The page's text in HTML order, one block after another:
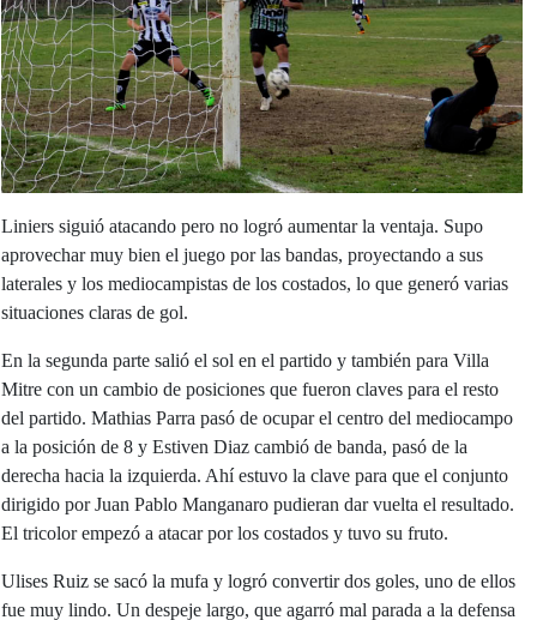
Liniers siguió atacando pero no logró aumentar la ventaja. Supo
aprovechar muy bien el juego por las bandas, proyectando a sus
laterales y los mediocampistas de los costados, lo que generó varias
situaciones claras de gol.
En la segunda parte salió el sol en el partido y también para Villa
Mitre con un cambio de posiciones que fueron claves para el resto
del partido. Mathias Parra pasó de ocupar el centro del mediocampo
a la posición de 8 y Estiven Diaz cambió de banda, pasó de la
derecha hacia la izquierda. Ahí estuvo la clave para que el conjunto
dirigido por Juan Pablo Manganaro pudieran dar vuelta el resultado.
El tricolor empezó a atacar por los costados y tuvo su fruto.
Ulises Ruiz se sacó la mufa y logró convertir dos goles, uno de ellos
fue muy lindo. Un despeje largo, que agarró mal parada a la defensa